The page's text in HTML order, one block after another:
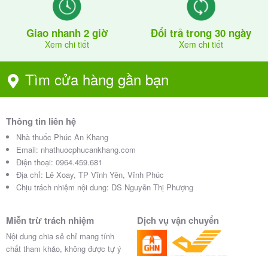
Giao nhanh 2 giờ
Xem chi tiết
Đổi trả trong 30 ngày
Xem chi tiết
Tìm cửa hàng gần bạn
Thông tin liên hệ
Nhà thuốc Phúc An Khang
Email: nhathuocphucankhang.com
Điện thoại: 0964.459.681
Địa chỉ: Lê Xoay, TP Vĩnh Yên, Vĩnh Phúc
Chịu trách nhiệm nội dung: DS Nguyễn Thị Phượng
Miễn trừ trách nhiệm
Nội dung chia sẻ chỉ mang tính
chất tham khảo, không được tự ý
Dịch vụ vận chuyển